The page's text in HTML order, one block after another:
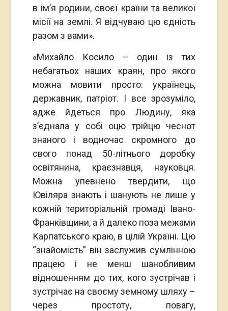
в ім’я родини, своєї країни та великої
місії на землі. Я відчуваю цю єдність
разом з вами».
«Михайло Косило – один із тих
небагатьох наших краян, про якого
можна мовити просто: українець,
державник, патріот. І все зрозуміло,
адже йдеться про Людину, яка
з’єднала у собі оцю трійцю чеснот
знаного і водночас скромного до
свого понад 50-літнього доробку
освітянина, краєзнавця, науковця.
Можна упевнено твердити, що
Ювіляра знають і шанують не лише у
кожній територіальній громаді Івано-
Франківщини, а й далеко поза межами
Карпатського краю, в цілій Україні. Цю
“знайомість” він заслужив сумлінною
працею і не менш шанобливим
відношенням до тих, кого зустрічав і
зустрічає на своєму земному шляху –
через простоту, повагу,